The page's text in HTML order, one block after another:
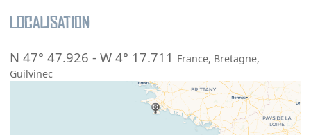
Localisation
N 47° 47.926 -W 4° 17.711 France, Bretagne,
Guilvinec